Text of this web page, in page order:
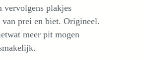
vervolgens plakjes
prei en biet. Origineel.
meer pit mogen